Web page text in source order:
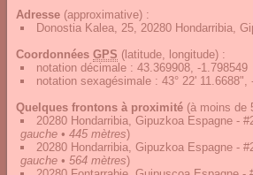
Adresse (approximative) :
Donostia Kalea, 25, 20280 Hondarribia,
Coordonnées GPS (latitude, longitude) :
notation décimale : 43.369908, -1.798549
notation sexagésimale : 43° 22' 11.6688",
Quelques frontons à proximité (à moins de
20280 Hondarribia, Gipuzkoa Espagne -
gauche • 445 mètres)
20280 Hondarribia, Gipuzkoa Espagne -
gauche • 564 mètres)